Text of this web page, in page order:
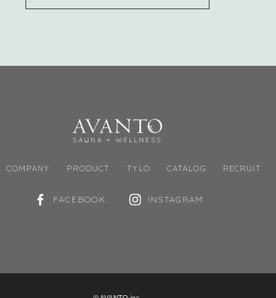
COMPANY PRODUCT TYLO CATALOG RECRUIT
FACEBOOK INSTAGRAM